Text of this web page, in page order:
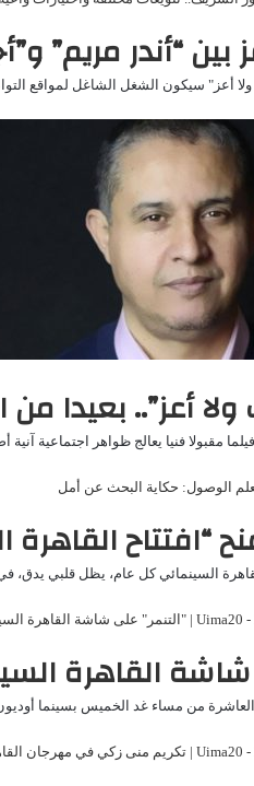
بين “أندر مريم”
أعز" سيكون الشغل الشاغل لمواقع
أعز”.. بعيدا من
مقبولا فنيا يعالج ظواهر اجتماعية
“افتتاح
السينمائي كل عام، يظل قلبي يدق،
شاشة القاهرة
من مساء غد الخميس بسينما